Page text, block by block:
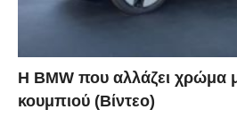
Η BMW που αλλάζει χρώμα
κουμπιού (Βίντεο)